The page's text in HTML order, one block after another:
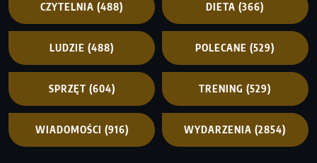
CZYTELNIA (488) DIETA (366)
LUDZIE (488) POLECANE (529)
SPRZĘT (604) TRENING (529)
WIADOMOŚCI (916) WYDARZENIA (2854)